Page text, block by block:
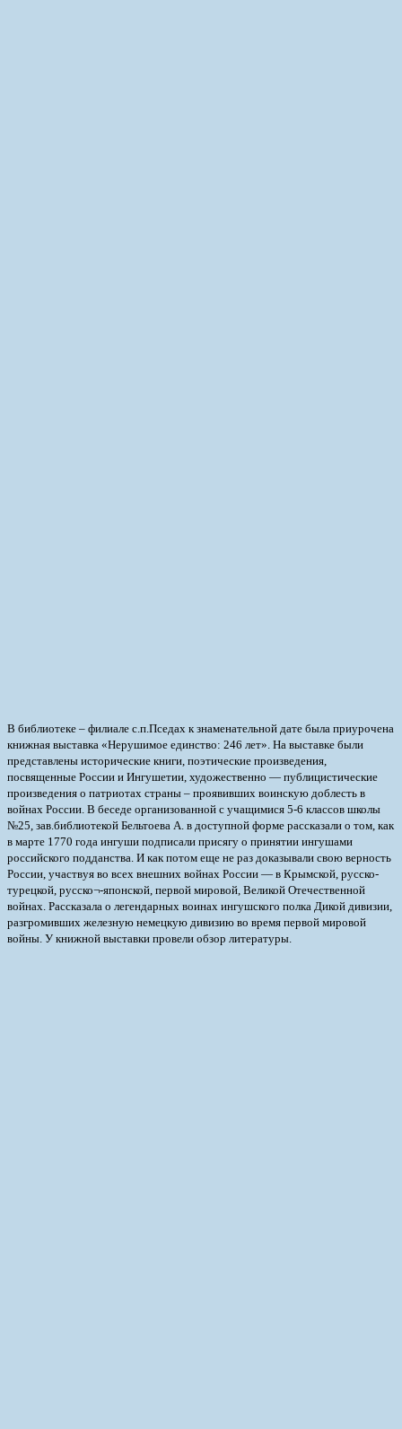
В библиотеке – филиале с.п.Пседах к знаменательной дате была приурочена
книжная выставка «Нерушимое единство: 246 лет». На выставке были
представлены исторические книги, поэтические произведения,
посвященные России и Ингушетии, художественно — публицистические
произведения о патриотах страны – проявивших воинскую доблесть в
войнах России. В беседе организованной с учащимися 5-6 классов школы
№25, зав.библиотекой Бельтоева А. в доступной форме рассказали о том, как
в марте 1770 года ингуши подписали присягу о принятии ингушами
российского подданства. И как потом еще не раз доказывали свою верность
России, участвуя во всех внешних войнах России — в Крымской, русско-
турецкой, русско¬-японской, первой мировой, Великой Отечественной
войнах. Рассказала о легендарных воинах ингушского полка Дикой дивизии,
разгромивших железную немецкую дивизию во время первой мировой
войны. У книжной выставки провели обзор литературы.